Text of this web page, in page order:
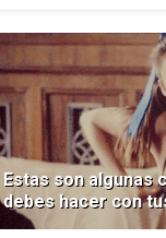
Estas son algunas
debes hacer con